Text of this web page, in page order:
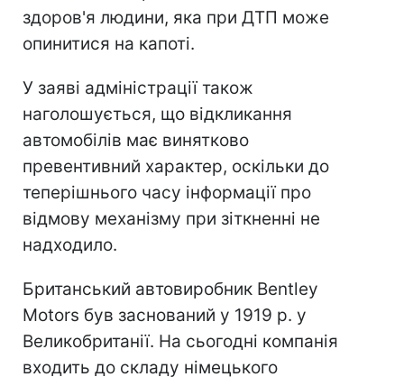
здоров'я людини, яка при ДТП може
опинитися на капоті.
У заяві адміністрації також
наголошується, що відкликання
автомобілів має винятково
превентивний характер, оскільки до
теперішнього часу інформації про
відмову механізму при зіткненні не
надходило.
Британський автовиробник Bentley
Motors був заснований у 1919 р. у
Великобританії. На сьогодні компанія
входить до складу німецького